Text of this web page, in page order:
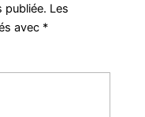
publiée. Les
avec *